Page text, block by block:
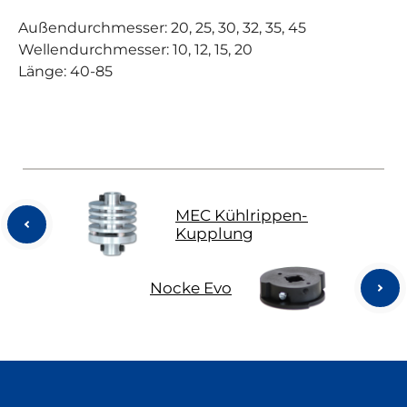
Außendurchmesser: 20, 25, 30, 32, 35, 45
Wellendurchmesser: 10, 12, 15, 20
Länge: 40-85
MEC Kühlrippen-
Kupplung
Nocke Evo